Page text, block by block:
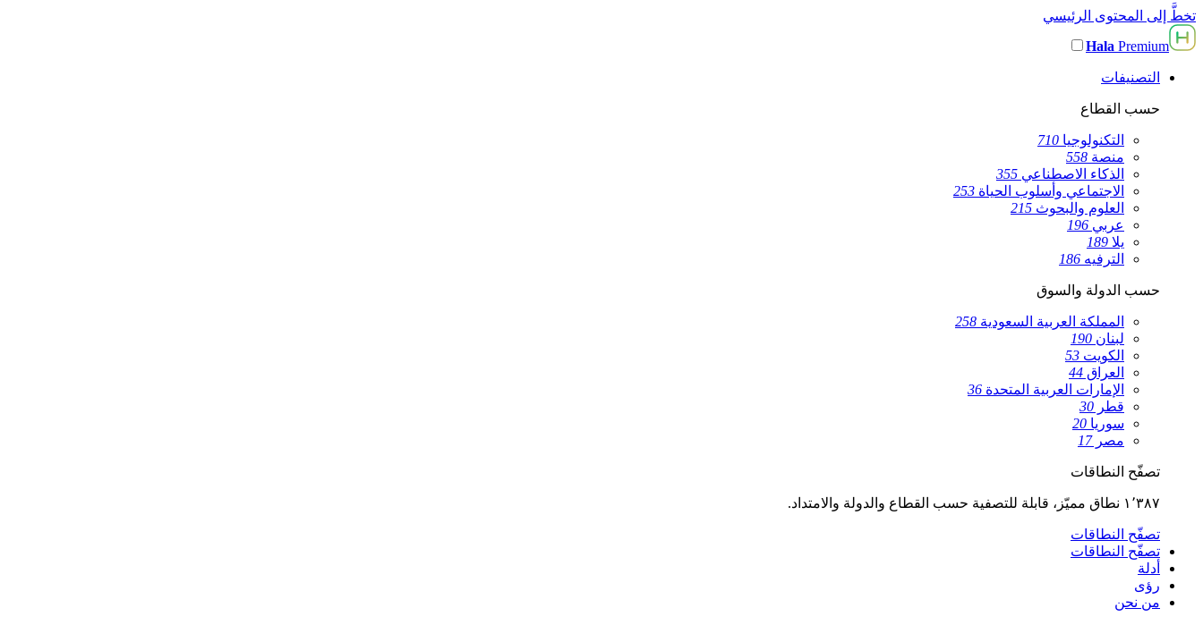
تخطَّ إلى المحتوى الرئيسي
Hala Premium
التصنيفات
حسب القطاع
التكنولوجيا 710
منصة 558
الذكاء الاصطناعي 355
الاجتماعي وأسلوب الحياة 253
العلوم والبحوث 215
عربي 196
يلا 189
الترفيه 186
حسب الدولة والسوق
المملكة العربية السعودية 258
لبنان 190
الكويت 53
العراق 44
الإمارات العربية المتحدة 36
قطر 30
سوريا 20
مصر17
تصفّح النطاقات
١٬٣٨٧ نطاق مميّز، قابلة للتصفية حسب القطاع والدولة والامتداد.
تصفّح النطاقات
تصفّح النطاقات
أدلة
رؤى
من نحن